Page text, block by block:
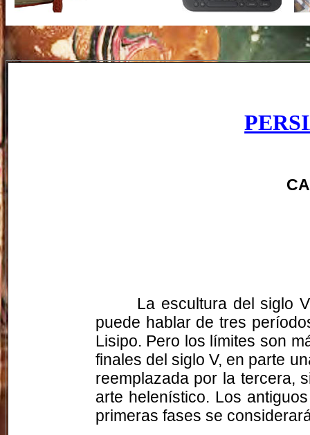
La escultura del siglo
puede hablar de tres
Lisipo. Pero los límites son
finales del siglo V, en parte
reemplazada por la tercera,
arte helenístico. Los
primeras fases se